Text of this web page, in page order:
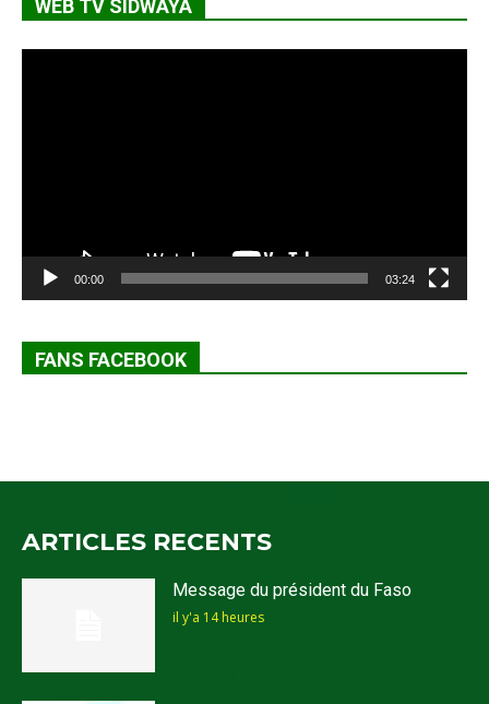
WEB TV SIDWAYA
00:00 03:24
FANS FACEBOOK
ARTICLES RECENTS
Message du président du Faso
il y'a 14 heures